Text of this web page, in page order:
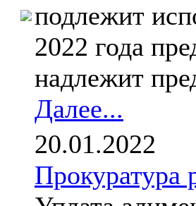
подлежит
2022 года
надлежит
Далее...
20.01.2022
Прокуратура